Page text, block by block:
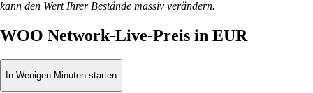
kann den Wert Ihrer Bestände massiv verändern.
WOO Network-Live-Preis in EUR
In Wenigen Minuten starten